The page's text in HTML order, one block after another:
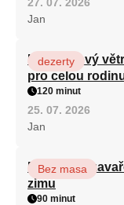
Jan
Karamelový
pro celou
dezerty
120 minut
25. 07. 2026
Jan
Babiččino
zimu
Bez masa
90 minut